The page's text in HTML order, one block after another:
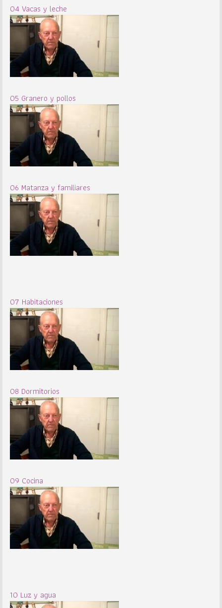
04 Vacas y leche
05 Granero y pollos
06 Matanza y familiares
07 Habitaciones
08 Dormitorios
09 Cocina
10 Luz y agua